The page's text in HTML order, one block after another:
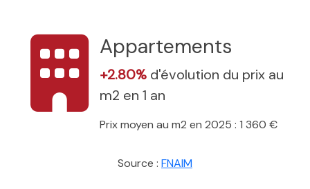
Appartements
+2.80% d'évolution du prix au
m2 en 1 an
Prix moyen au m2 en 2025 : 1 360 €
Source : FNAIM